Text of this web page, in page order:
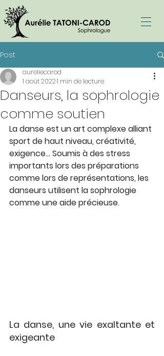
Post
Danseurs, la sophrologie
comme soutien
aureliecarod
1 août 20221 min de lecture
La danse est un art complexe alliant
sport de haut niveau, créativité,
exigence... Soumis à des stress
importants lors des préparations
comme lors de représentations, les
danseurs utilisent la sophrologie
comme une aide précieuse.
La danse, une vie exaltante et
exigeante